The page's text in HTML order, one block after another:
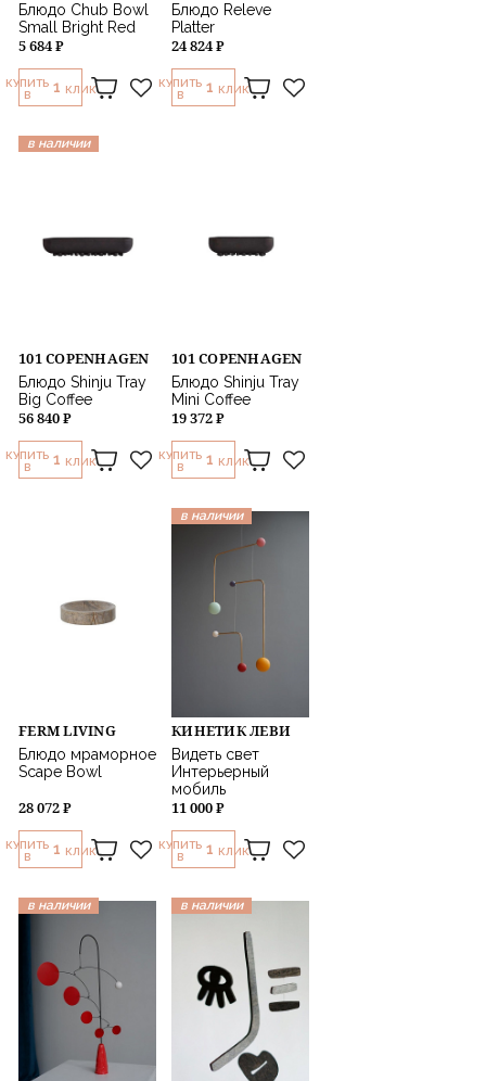
Блюдо Chub Bowl
Small Bright Red
5 684 ₽
КУПИТЬ
В
1 КЛИК
Блюдо Releve
Platter
24 824 ₽
КУПИТЬ
В
1 КЛИК
в наличии
101 COPENHAGEN
Блюдо Shinju Tray
Big Coffee
56 840 ₽
КУПИТЬ
В
1 КЛИК
101 COPENHAGEN
Блюдо Shinju Tray
Mini Coffee
19 372 ₽
КУПИТЬ
В
1 КЛИК
FERM LIVING
Блюдо мраморное
Scape Bowl
28 072 ₽
КУПИТЬ
В
1 КЛИК
в наличии
КИНЕТИК ЛЕВИ
Видеть свет
Интерьерный
мобиль
11 000 ₽
КУПИТЬ
В
1 КЛИК
в наличии в наличии